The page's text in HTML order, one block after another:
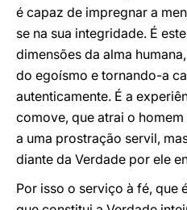
é capaz de impregnar a
se na sua integridade. É
dimensões da alma
do egoísmo e tornando-a
autenticamente. É a
comove, que atrai o
a uma prostração servil,
diante da Verdade por ele
Por isso o serviço à fé, que